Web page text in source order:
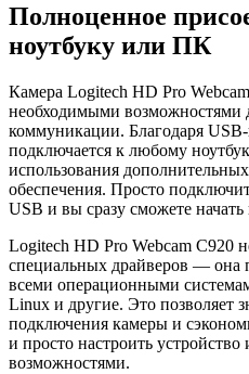
Полноценное
ноутбуку или ПК
Камера Logitech HD Pro
необходимыми возможностями
коммуникации. Благодаря USB-
подключается к любому
использования
обеспечения. Просто
USB и вы сразу сможете
Logitech HD Pro Webcam C920
специальных драйверов — она
всеми операционными
Linux и другие. Это позволяет
подключения камеры и
и просто настроить устройство
возможностями.